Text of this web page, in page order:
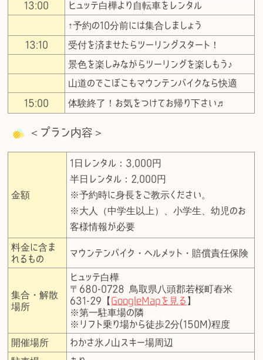
13:00
ヒュッテ白樺より自転車をレンタル
↑予約の10分前には集合しましょう
13:10 受付を済ませたらツーリングスタート！
景色を楽しみながらツーリングを楽しもう♪
山道のでこぼこもマウンテンバイクなら快適
15:00 体験終了！お気をつけてお帰り下さい♬
＜プラン内容＞
金額
1日レンタル：3,000円
半日レンタル：2,000円
※予約時に身長をご教示ください。
※大人（中学生以上）、小学生、幼児のお
客様情報が必要
料金に含ま
れるもの
マウンテンバイク・ヘルメット・賠償責任保険
集合・解散
場所
ヒュッテ白樺
〒680-0728 鳥取県八頭郡若桜町舂米
631-29【 GoogleMapを見る 】
※第一駐車場の隣
※リフト乗り場から徒歩2分(150M)程度
開催場所
わかさ氷ノ山スキー場周辺